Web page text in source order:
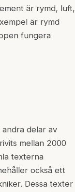
är rymd, luft,
är rymd
fungera
delar av
mellan 2000
texterna
också ett
Dessa texter